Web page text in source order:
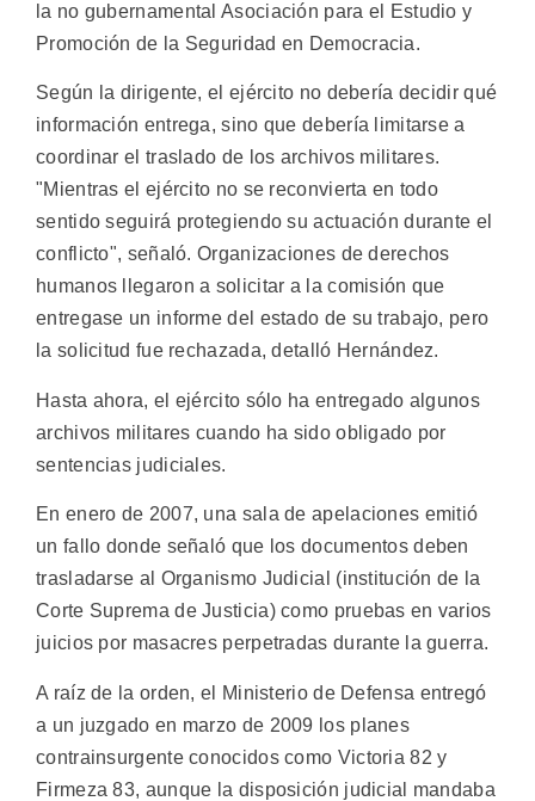
la no gubernamental Asociación para el Estudio y
Promoción de la Seguridad en Democracia.
Según la dirigente, el ejército no debería decidir qué
información entrega, sino que debería limitarse a
coordinar el traslado de los archivos militares.
"Mientras el ejército no se reconvierta en todo
sentido seguirá protegiendo su actuación durante el
conflicto", señaló. Organizaciones de derechos
humanos llegaron a solicitar a la comisión que
entregase un informe del estado de su trabajo, pero
la solicitud fue rechazada, detalló Hernández.
Hasta ahora, el ejército sólo ha entregado algunos
archivos militares cuando ha sido obligado por
sentencias judiciales.
En enero de 2007, una sala de apelaciones emitió
un fallo donde señaló que los documentos deben
trasladarse al Organismo Judicial (institución de la
Corte Suprema de Justicia) como pruebas en varios
juicios por masacres perpetradas durante la guerra.
A raíz de la orden, el Ministerio de Defensa entregó
a un juzgado en marzo de 2009 los planes
contrainsurgente conocidos como Victoria 82 y
Firmeza 83, aunque la disposición judicial mandaba